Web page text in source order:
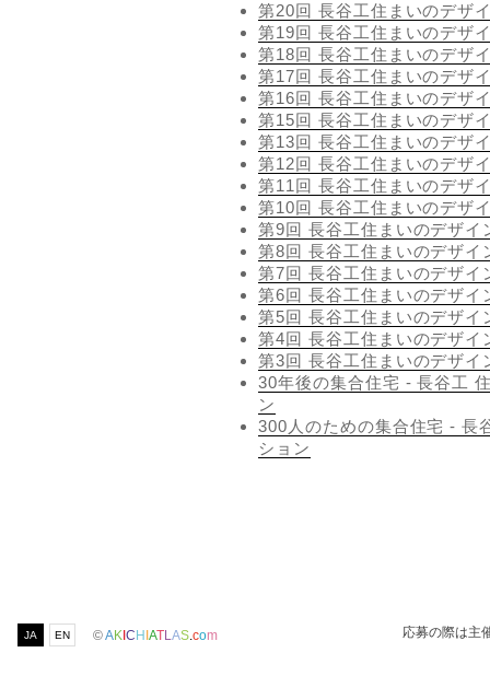
第20回 長谷工住まいのデザ
第19回 長谷工住まいのデザ
第18回 長谷工住まいのデザ
第17回 長谷工住まいのデザ
第16回 長谷工住まいのデザ
第15回 長谷工住まいのデザ
第13回 長谷工住まいのデザ
第12回 長谷工住まいのデザ
第11回 長谷工住まいのデザ
第10回 長谷工住まいのデザ
第9回 長谷工住まいのデザイ
第8回 長谷工住まいのデザイ
第7回 長谷工住まいのデザイ
第6回 長谷工住まいのデザイ
第5回 長谷工住まいのデザイ
第4回 長谷工住まいのデザイ
第3回 長谷工住まいのデザイ
30年後の集合住宅 - 長谷工
ン
300人のための集合住宅 - 長
ション
JA EN ©AK C H ATLAS.com 応募の際は主